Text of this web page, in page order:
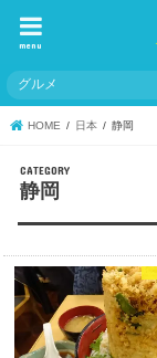
menu
グルメ
HOME 日本 静岡
静岡